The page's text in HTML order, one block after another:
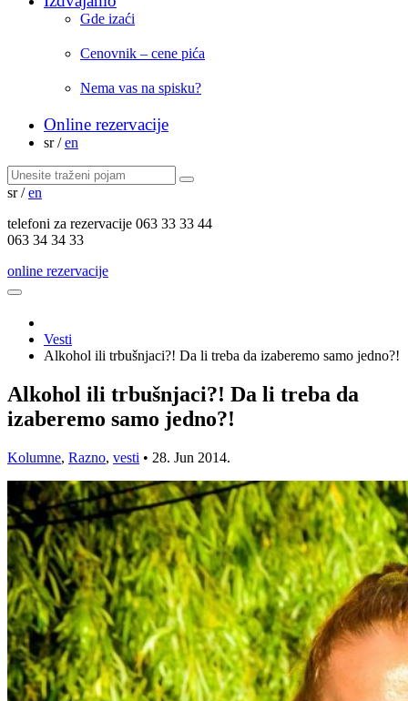
Gde izaći
Cenovnik – cene pića
Nema vas na spisku?
Online rezervacije
sr / en
sr / en
telefoni za rezervacije 063 33 33 44
063 34 34 33
online rezervacije
Vesti
Alkohol ili trbušnjaci?! Da li treba da izaberemo samo jedno?!
Alkohol ili trbušnjaci?! Da li treba da
izaberemo samo jedno?!
Kolumne, Razno, vesti • 28. Jun 2014.